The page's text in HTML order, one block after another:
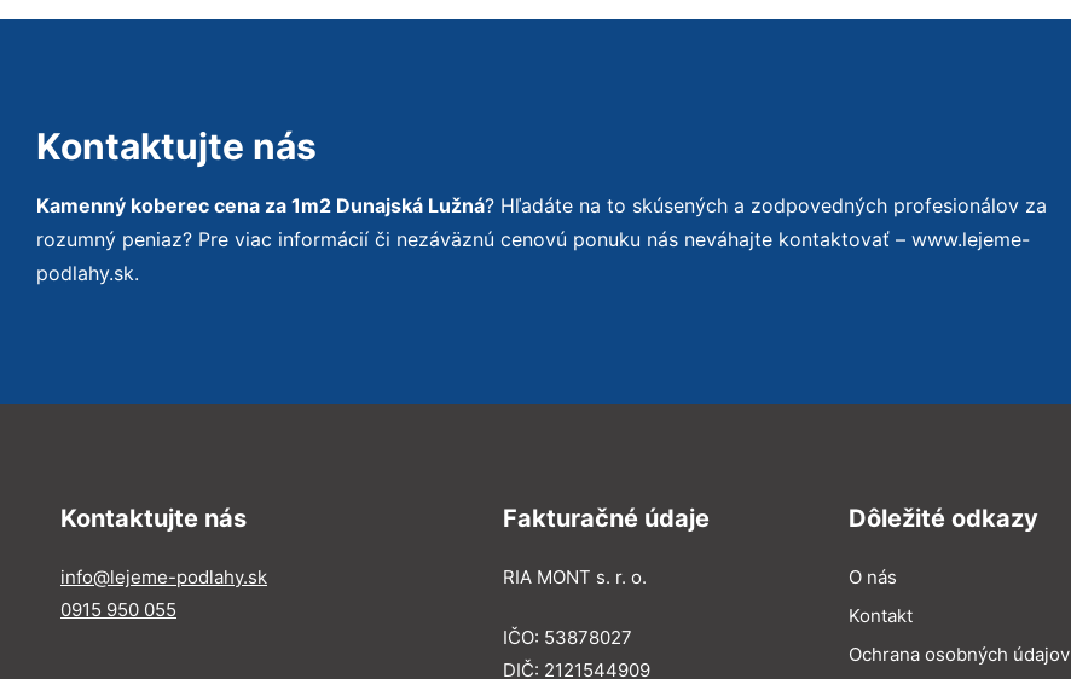
Kontaktujte nás
Kamenný koberec cena za 1m2 Dunajská Lužná? Hľadáte na to skúsených a zodpovedných profesionálov za
rozumný peniaz? Pre viac informácií či nezáväznú cenovú ponuku nás neváhajte kontaktovať – www.lejeme-
podlahy.sk.
Kontaktujte nás
info@lejeme-podlahy.sk
0915 950 055
Fakturačné údaje
RIA MONT s. r. o.
IČO: 53878027
DIČ: 2121544909
Dôležité odkazy
O nás
Kontakt
Ochrana osobných údajov